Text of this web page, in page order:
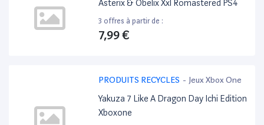
Asterix & Obelix Xxl Romastered PS4
3 offres à partir de :
7,99 €
PRODUITS RECYCLES - Jeux Xbox One
Yakuza 7 Like A Dragon Day Ichi Edition
Xboxone